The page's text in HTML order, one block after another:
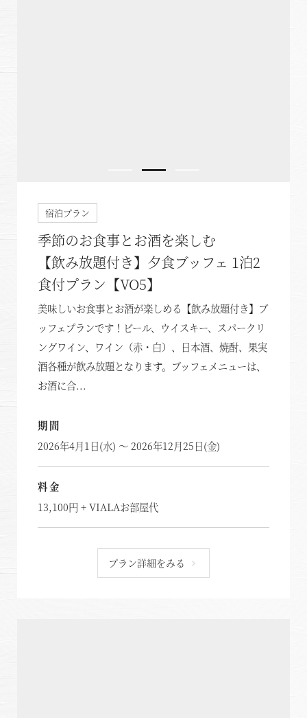
宿泊プラン
季節のお食事とお酒を楽しむ
【飲み放題付き】夕食ブッフェ 1泊2
食付プラン【VO5】
美味しいお食事とお酒が楽しめる【飲み放題付き】ブ
ッフェプランです！ビール、ウイスキー、スパークリ
ングワイン、ワイン（赤・白）、日本酒、焼酎、果実
酒各種が飲み放題となります。ブッフェメニューは、
お酒に合...
期間
2026年4月1日(水) ～ 2026年12月25日(金)
料金
13,100円 + VIALAお部屋代
プラン詳細をみる